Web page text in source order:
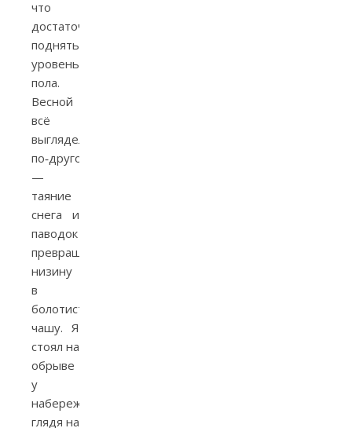
что
достаточно
поднять
уровень
пола.
Весной
всё
выглядело
по‑другому
—
таяние
снега и
паводок
превращали
низину
в
болотистую
чашу. Я
стоял на
обрыве
у
набережной,
глядя на